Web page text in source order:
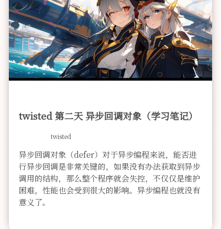
twisted 第二天 异步回调对象（学习笔记）
twisted
异步回调对象（defer）对于异步编程来说，能否进
行异步回调是非常关键的，如果没有办法获取到异步
调用的结构，那么整个程序就会失控，不仅仅是维护
困难，性能也会受到很大的影响。异步编程也就没有
意义了。